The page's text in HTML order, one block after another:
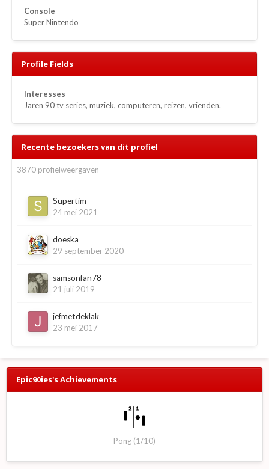
Console
Super Nintendo
Profile Fields
Interesses
Jaren 90 tv series, muziek, computeren, reizen, vrienden.
Recente bezoekers van dit profiel
3870 profielweergaven
Supertim
24 mei 2021
doeska
29 september 2020
samsonfan78
21 juli 2019
jefmetdeklak
23 mei 2017
Epic90ies's Achievements
Pong (1/10)